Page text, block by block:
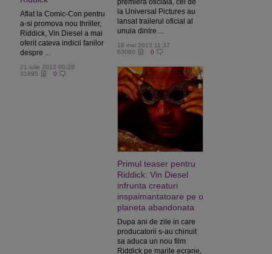
Aflat la Comic-Con pentru
a-si promova nou thriller,
Riddick, Vin Diesel a mai
oferit cateva indicii fanilor
despre ...
21 iulie 2013 00:29
31895
0
premiera oficiala, cei de
la Universal Pictures au
lansat trailerul oficial al
unuia dintre ...
18 mai 2013 11:37
63060
0
Primul teaser pentru
Riddick: Vin Diesel
infrunta creaturi
inspaimantatoare pe o
planeta abandonata
Dupa ani de zile in care
producatorii s-au chinuit
sa aduca un nou film
Riddick pe marile ecrane,